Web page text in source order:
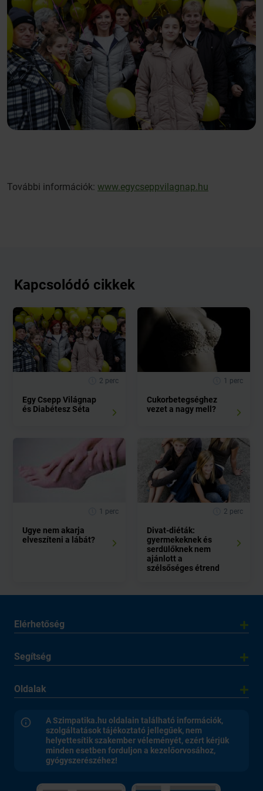
További információk: www.egycseppvilagnap.hu
Kapcsolódó cikkek
2 perc
Egy Csepp Világnap
és Diabétesz Séta
1 perc
Cukorbetegséghez
vezet a nagy mell?
1 perc
Ugye nem akarja
elveszíteni a lábát?
2 perc
Divat-diéták:
gyermekeknek és
serdülőknek nem
ajánlott a
szélsőséges étrend
Elérhetőség
Segítség
Oldalak
A Szimpatika.hu oldalain található információk,
szolgáltatások tájékoztató jellegűek, nem
helyettesítik szakember véleményét, ezért kérjük
minden esetben forduljon a kezelőorvosához,
gyógyszerészéhez!